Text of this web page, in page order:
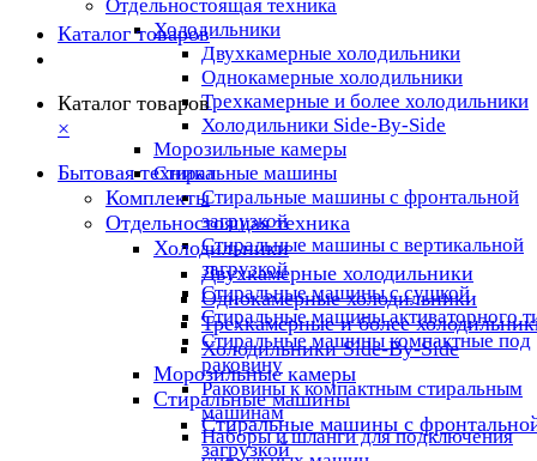
Отдельностоящая техника
Холодильники
Двухкамерные холодильники
Однокамерные холодильники
Трехкамерные и более холодильники
Холодильники Side-By-Side
Морозильные камеры
Стиральные машины
Стиральные машины с фронтальной
загрузкой
Стиральные машины с вертикальной
загрузкой
Стиральные машины с сушкой
Стиральные машины активаторного
Стиральные машины компактные под
раковину
Раковины к компактным стиральным
машинам
Наборы и шланги для подключения
Каталог товаров
Каталог товаров
×
Бытовая техника
Комплекты
Отдельностоящая техника
Холодильники
Двухкамерные холодильники
Однокамерные холодильники
Трехкамерные и более
Холодильники Side-By-Side
Морозильные камеры
Стиральные машины
Стиральные машины с
загрузкой